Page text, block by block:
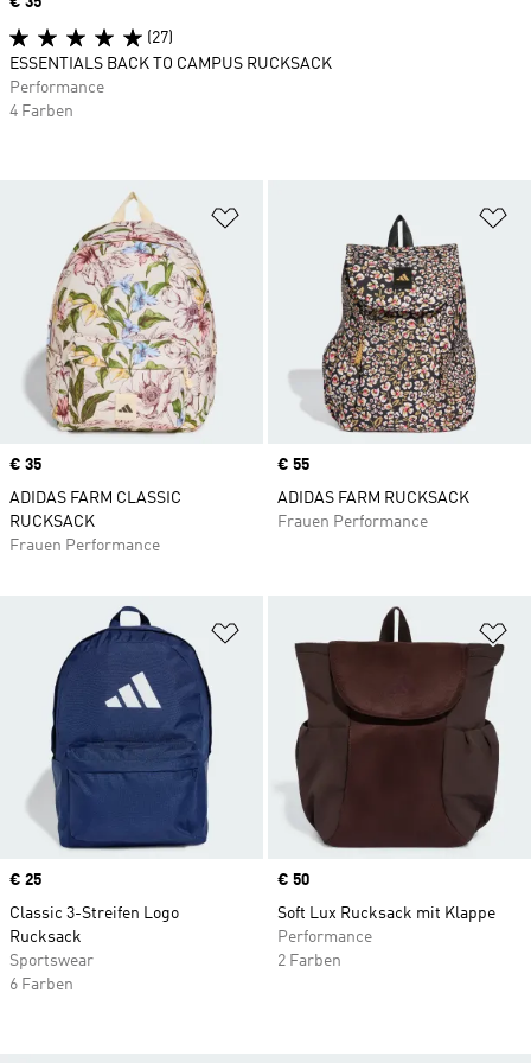
Zur Wunschliste hinzufügen
Price
€ 35
ADIDAS FARM CLASSIC
RUCKSACK
Frauen Performance
Price
€ 55
ADIDAS FARM RUCKSACK
Frauen Performance
Zur Wunschliste hinzufügen
Price
€ 25
Classic 3-Streifen Logo
Rucksack
Sportswear
6 Farben
Price
€ 50
Soft Lux Rucksack mit Klappe
Performance
2 Farben
(27)
ESSENTIALS BACK TO CAMPUS RUCKSACK
Performance
4 Farben